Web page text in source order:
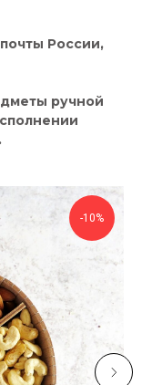
России,
ручной
-10%